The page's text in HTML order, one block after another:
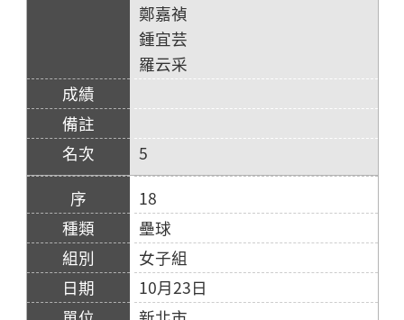
鄭嘉禎
鍾宜芸
羅云采
5
18
壘球
女子組
10月23日